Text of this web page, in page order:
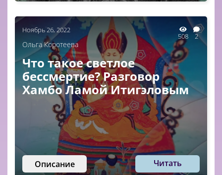
Ноябрь 26, 2022
508 2
Ольга Коротеева
Что такое светлое
бессмертие? Разговор
Хамбо Ламой Итигэловым
Описание Читать